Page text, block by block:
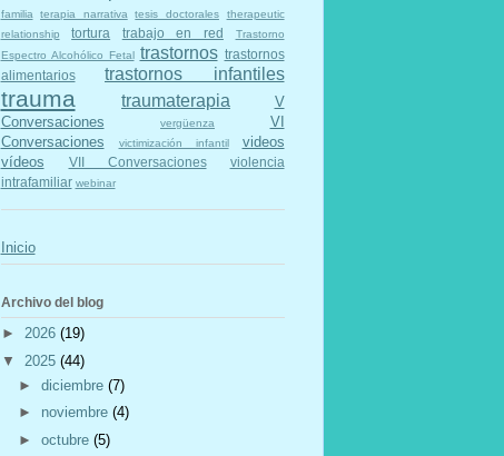
familia terapia narrativa tesis doctorales
therapeutic
relationship
tortura trabajo en red
Trastorno
Espectro Alcohólico Fetal trastornos trastornos
alimentarios
trastornos infantiles
trauma traumaterapia
V
Conversaciones
vergüenza
VI
Conversaciones
victimización infantil
videos
vídeos
VII Conversaciones
violencia
intrafamiliar webinar
Inicio
Archivo del blog
► 2026 (19)
▼ 2025 (44)
►diciembre(7)
► noviembre(4)
►octubre(5)